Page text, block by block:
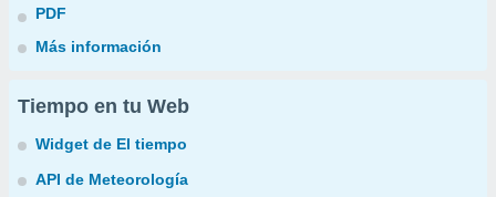
PDF
Más información
Tiempo en tu Web
Widget de El tiempo
API de Meteorología